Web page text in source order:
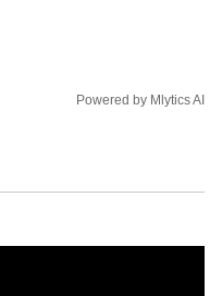
Powered by Mlytics AI